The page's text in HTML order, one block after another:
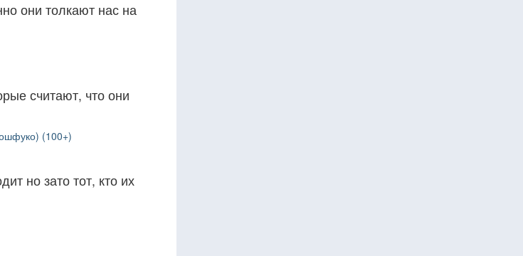
они толкают нас на
считают, что они
(100+)
но зато тот, кто их